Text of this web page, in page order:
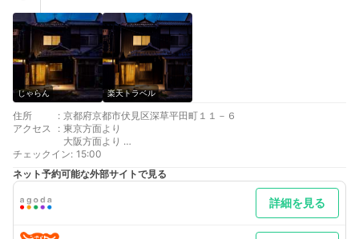
じゃらん 楽天トラベル
住所 : 京都府京都市伏見区深草平田町１１－６
アクセス
: 東京方面より
大阪方面より
最寄り駅１ 伏見稲荷
最寄り駅２ 稲荷
チェックイン: 15:00
ネット予約可能な外部サイトで見る
詳細を見る